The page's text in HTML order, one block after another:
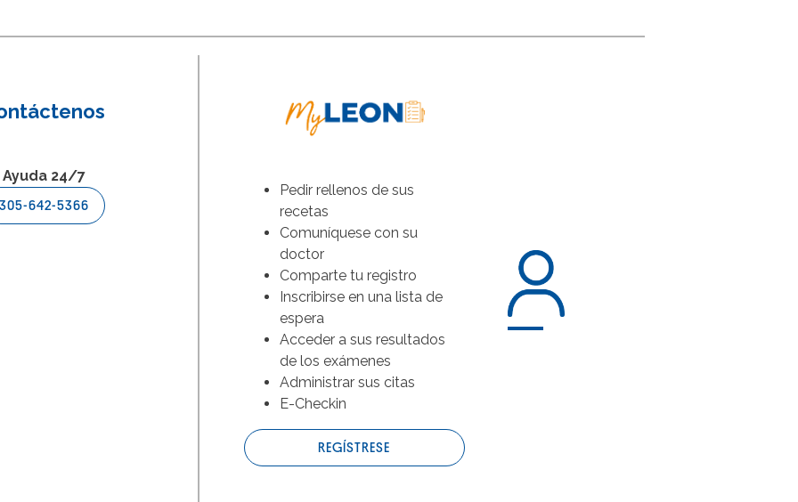
Ayuda 24/7
642-5366
Pedir rellenos de sus
recetas
Comuníquese con su
doctor
Comparte tu registro
Inscribirse en una lista de
espera
Acceder a sus resultados
de los exámenes
Administrar sus citas
E-Checkin
REGÍSTRESE